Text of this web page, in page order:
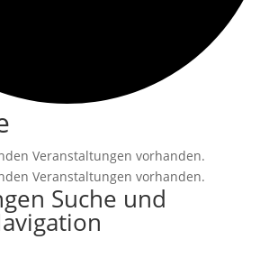
Veranstaltungen vorhanden.
Veranstaltungen vorhanden.
Suche und